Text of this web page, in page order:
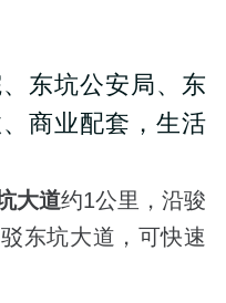
东坑公安局、东
商业配套，生活
大道约1公里，沿骏
东坑大道，可快速